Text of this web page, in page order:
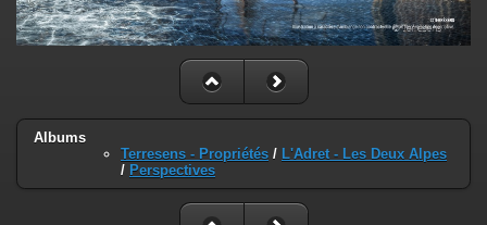
Albums
Terresens - Propriétés / L'Adret - Les Deux Alpes
/ Perspectives